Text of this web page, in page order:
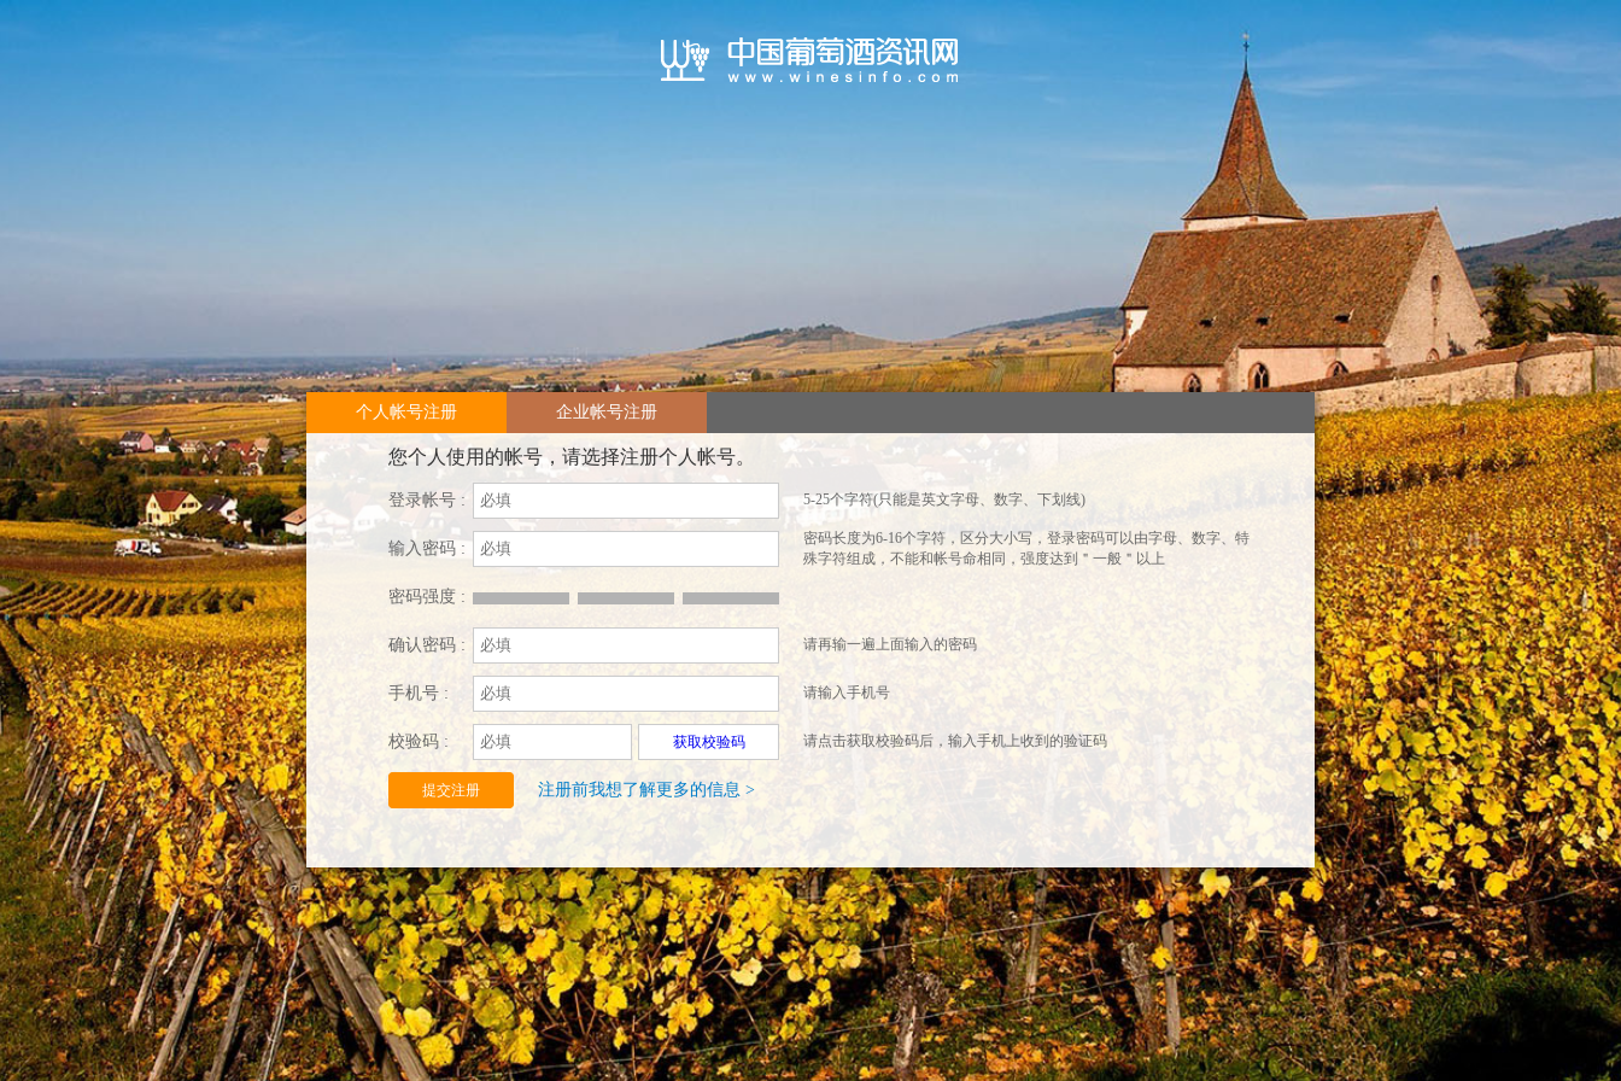
个人帐号注册 企业帐号注册
您个人使用的帐号，请选择注册个人帐号。
登录帐号 : 5-25个字符(只能是英文字母、数字、下划线)
输入密码 :
密码长度为6-16个字符，区分大小写，登录密码可以由字母、数字、特
殊字符组成，不能和帐号命相同，强度达到＂一般＂以上
密码强度 :
确认密码 : 请再输一遍上面输入的密码
手机号 : 请输入手机号
校验码 : 获取校验码 请点击获取校验码后，输入手机上收到的验证码
提交注册 注册前我想了解更多的信息 >